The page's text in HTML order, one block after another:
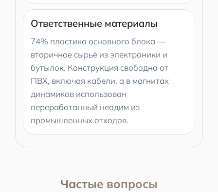
Ответственные материалы
74% пластика основного блока —
вторичное сырьё из электроники и
бутылок. Конструкция свободна от
ПВХ, включая кабели, а в магнитах
динамиков использован
переработанный неодим из
промышленных отходов.
Частые вопросы